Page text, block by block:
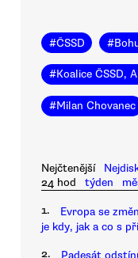
#ČSSD #
#Koalice ČSSD,
#Milan Chovanec
Nejčtenější
24 hod
týden
1.
Evropa se
je kdy, jak a co s
2.